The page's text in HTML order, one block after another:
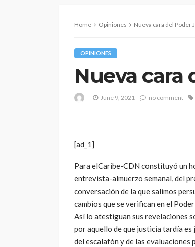
Home Opiniones Nueva cara del Poder
OPINIONES
Nueva cara
June 9, 2021 no comment
[ad_1]
Para elCaribe-CDN constituyó un
entrevista-almuerzo semanal, del
conversación de la que salimos
cambios que se verifican en el
Así lo atestiguan sus revelaciones
por aquello de que justicia tardía
del escalafón y de las evaluaciones